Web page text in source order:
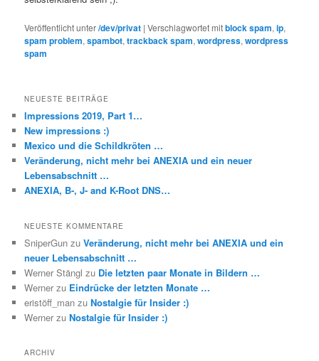
Veröffentlicht unter/dev/privat |Verschlagwortet mitblock spam,ip,
spam problem,spambot,trackback spam,wordpress,wordpress
spam
NEUESTE BEITRÄGE
Impressions 2019, Part 1…
New impressions :)
Mexico und die Schildkröten …
Veränderung, nicht mehr bei ANEXIA und ein neuer
Lebensabschnitt …
ANEXIA, B-, J- and K-Root DNS…
NEUESTE KOMMENTARE
SniperGun zuVeränderung, nicht mehr bei ANEXIA und ein
neuer Lebensabschnitt …
Werner Stängl zu Die letzten paar Monate in Bildern …
Werner zu Eindrücke der letzten Monate …
eristöff_man zuNostalgie für Insider :)
Werner zuNostalgie für Insider :)
ARCHIV